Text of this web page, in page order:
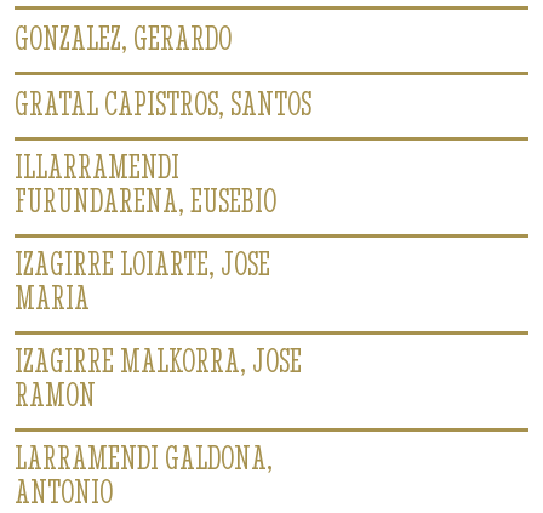
GONZALEZ, GERARDO
GRATAL CAPISTROS, SANTOS
ILLARRAMENDI
FURUNDARENA, EUSEBIO
IZAGIRRE LOIARTE, JOSE
MARIA
IZAGIRRE MALKORRA, JOSE
RAMON
LARRAMENDI GALDONA,
ANTONIO